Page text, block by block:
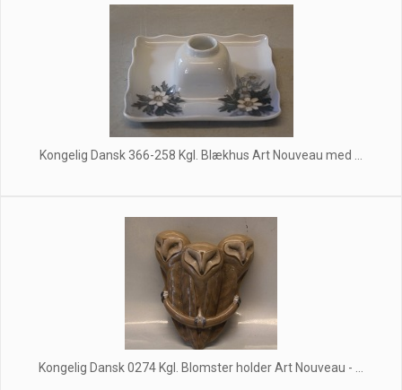
Kongelig Dansk 366-258 Kgl. Blækhus Art Nouveau med ...
Kongelig Dansk 0274 Kgl. Blomster holder Art Nouveau - ...